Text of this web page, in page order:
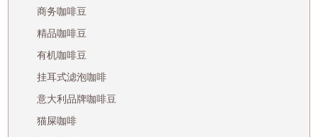
商务咖啡豆
精品咖啡豆
有机咖啡豆
挂耳式滤泡咖啡
意大利品牌咖啡豆
猫屎咖啡